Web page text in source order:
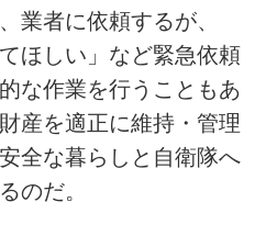
業者に依頼するが、
ほしい」など緊急依頼
な作業を行うこともあ
産を適正に維持・管理
全な暮らしと自衛隊へ
のだ。